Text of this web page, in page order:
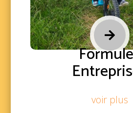

voir plus